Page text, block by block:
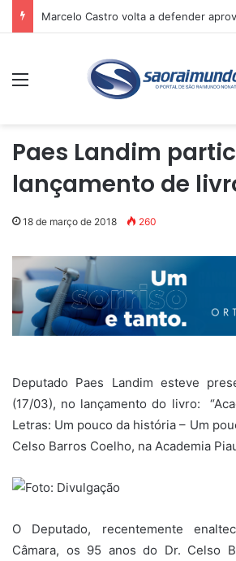
Menu
Paes Landim
lançamento de
18 de março de 2018 260
Deputado Paes Landim esteve
(17/03), no lançamento do livro:
Letras: Um pouco da história – Um
Celso Barros Coelho, na Academia
O Deputado, recentemente
Câmara, os 95 anos do Dr. Celso